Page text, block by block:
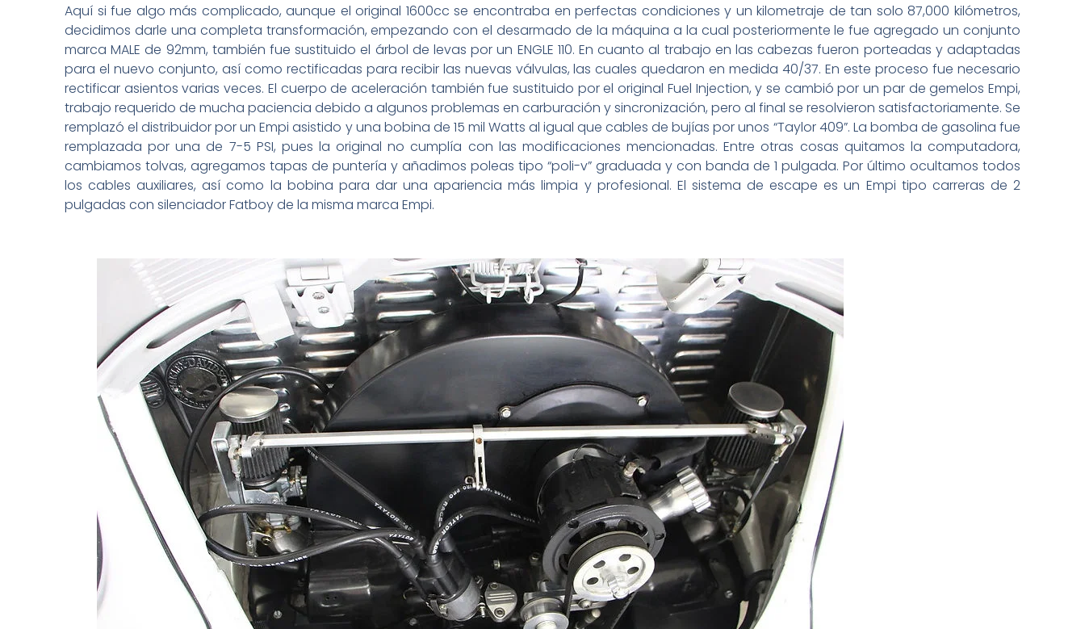
Aquí si fue algo más complicado, aunque el original 1600cc se encontraba en perfectas condiciones y un kilometraje de tan solo 87,000 kilómetros,
decidimos darle una completa transformación, empezando con el desarmado de la máquina a la cual posteriormente le fue agregado un conjunto
marca MALE de 92mm, también fue sustituido el árbol de levas por un ENGLE 110. En cuanto al trabajo en las cabezas fueron porteadas y adaptadas
para el nuevo conjunto, así como rectificadas para recibir las nuevas válvulas, las cuales quedaron en medida 40/37. En este proceso fue necesario
rectificar asientos varias veces. El cuerpo de aceleración también fue sustituido por el original Fuel Injection, y se cambió por un par de gemelos Empi,
trabajo requerido de mucha paciencia debido a algunos problemas en carburación y sincronización, pero al final se resolvieron satisfactoriamente. Se
remplazó el distribuidor por un Empi asistido y una bobina de 15 mil Watts al igual que cables de bujías por unos “Taylor 409”. La bomba de gasolina fue
remplazada por una de 7-5 PSI, pues la original no cumplía con las modificaciones mencionadas. Entre otras cosas quitamos la computadora,
cambiamos tolvas, agregamos tapas de puntería y añadimos poleas tipo “poli-v” graduada y con banda de 1 pulgada. Por último ocultamos todos
los cables auxiliares, así como la bobina para dar una apariencia más limpia y profesional. El sistema de escape es un Empi tipo carreras de 2
pulgadas con silenciador Fatboy de la misma marca Empi.